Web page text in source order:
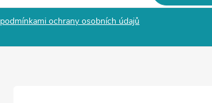
podmínkami ochrany osobních údajů